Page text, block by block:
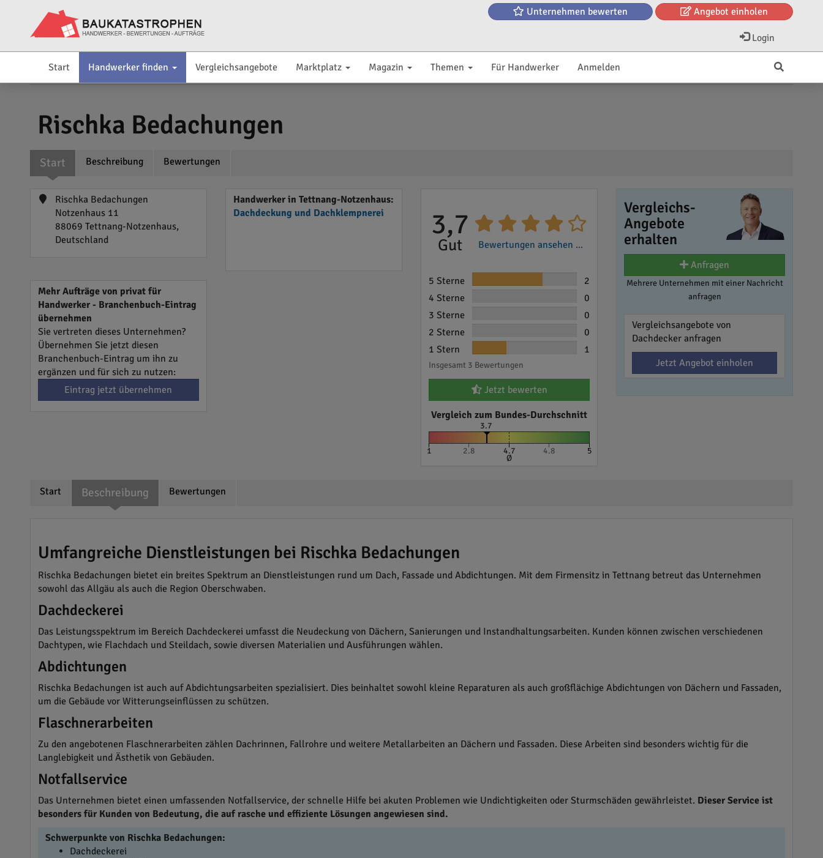
Unternehmen bewerten Angebot einholen
Login
Start Handwerker finden Vergleichsangebote Marktplatz Magazin Themen Für Handwerker Anmelden
Rischka Bedachungen
Start Beschreibung Bewertungen
Rischka Bedachungen
Notzenhaus 11
88069 Tettnang-Notzenhaus,
Deutschland
Handwerker in Tettnang-Notzenhaus:
Dachdeckung und Dachklempnerei
Mehr Aufträge von privat für
Handwerker - Branchenbuch-Eintrag
übernehmen
Sie vertreten dieses Unternehmen?
Übernehmen Sie jetzt diesen
Branchenbuch-Eintrag um ihn zu
ergänzen und für sich zu nutzen:
Eintrag jetzt übernehmen
3,7
Gut Bewertungen ansehen ...
5 Sterne
2
4 Sterne
0
3 Sterne
0
2 Sterne
0
1 Stern
1
Insgesamt 3 Bewertungen
Jetzt bewerten
Vergleich zum Bundes-Durchschnitt
3.7
1 2.8 4.7
Ø
4.8 5
Vergleichs-
Angebote
erhalten
Anfragen
Mehrere Unternehmen mit einer Nachricht
anfragen
Vergleichsangebote von
Dachdecker anfragen
Jetzt Angebot einholen
Start Beschreibung Bewertungen
Umfangreiche Dienstleistungen bei Rischka Bedachungen
Rischka Bedachungen bietet ein breites Spektrum an Dienstleistungen rund um Dach, Fassade und Abdichtungen. Mit dem Firmensitz in Tettnang betreut das Unternehmen
sowohl das Allgäu als auch die Region Oberschwaben.
Dachdeckerei
Das Leistungsspektrum im Bereich Dachdeckerei umfasst die Neudeckung von Dächern, Sanierungen und Instandhaltungsarbeiten. Kunden können zwischen verschiedenen
Dachtypen, wie Flachdach und Steildach, sowie diversen Materialien und Ausführungen wählen.
Abdichtungen
Rischka Bedachungen ist auch auf Abdichtungsarbeiten spezialisiert. Dies beinhaltet sowohl kleine Reparaturen als auch großflächige Abdichtungen von Dächern und Fassaden,
um die Gebäude vor Witterungseinflüssen zu schützen.
Flaschnerarbeiten
Zu den angebotenen Flaschnerarbeiten zählen Dachrinnen, Fallrohre und weitere Metallarbeiten an Dächern und Fassaden. Diese Arbeiten sind besonders wichtig für die
Langlebigkeit und Ästhetik von Gebäuden.
Notfallservice
Das Unternehmen bietet einen umfassenden Notfallservice, der schnelle Hilfe bei akuten Problemen wie Undichtigkeiten oder Sturmschäden gewährleistet. Dieser Service ist
besonders für Kunden von Bedeutung, die auf rasche und effiziente Lösungen angewiesen sind.
Schwerpunkte von Rischka Bedachungen:
Dachdeckerei